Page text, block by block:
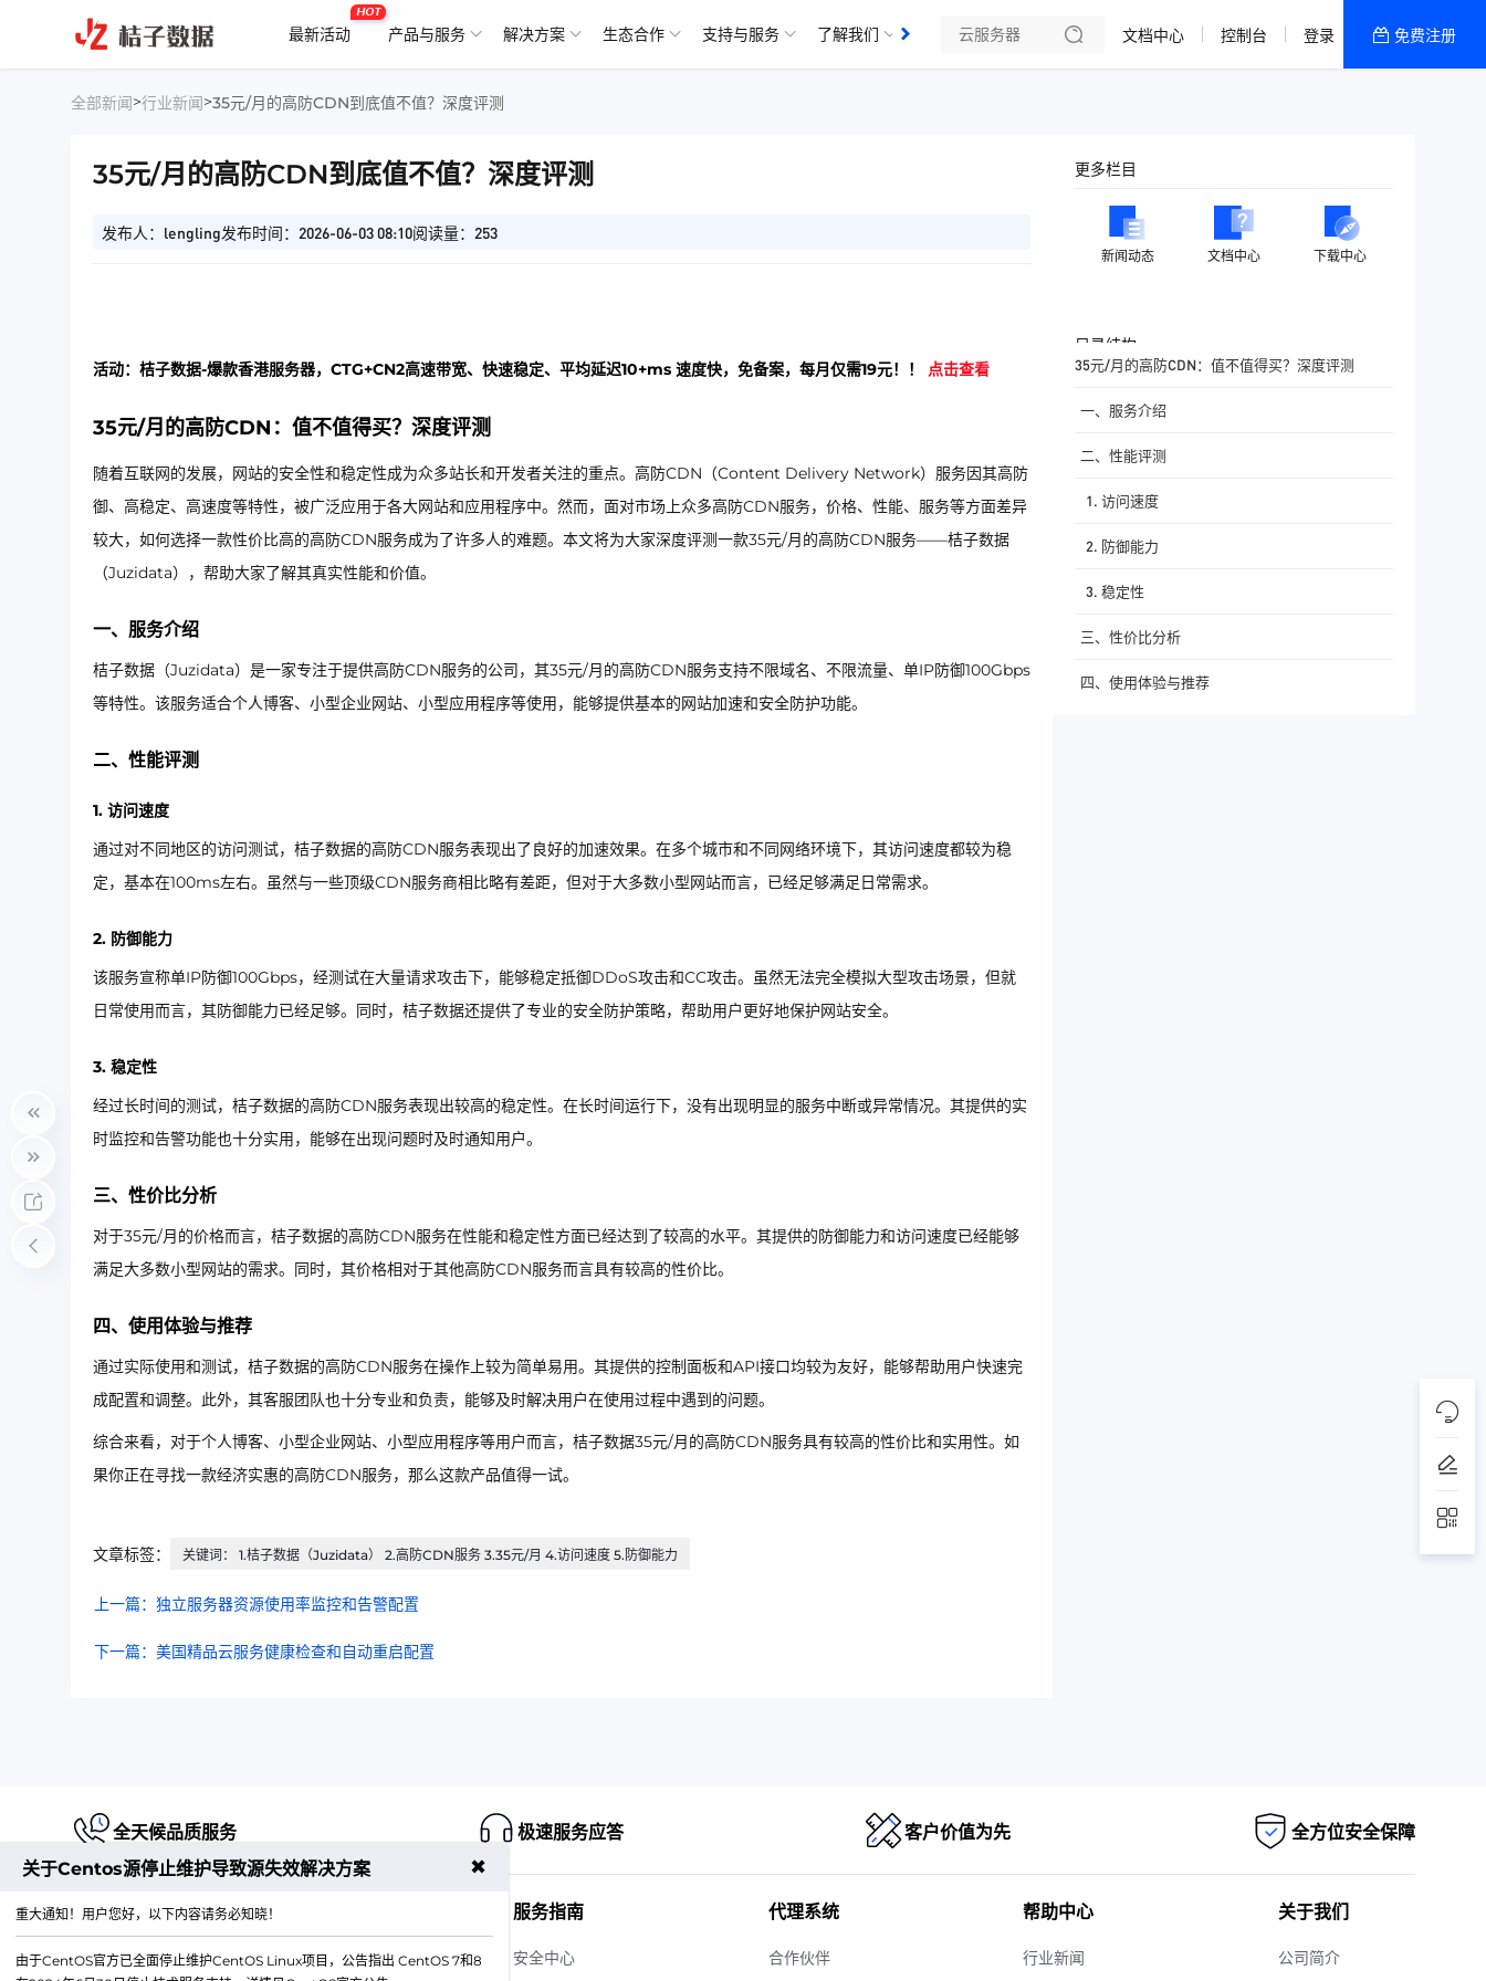
最新活动
HOT
产品与服务 解决方案 生态合作 支持与服务 了解我们
知识库
香港精品CN2云
文档中心 控制台 登录 免费注册
全部新闻>行业新闻>35元/月的高防CDN到底值不值？深度评测
35元/月的高防CDN到底值不值？深度评测
发布人：lengling发布时间：2026-06-03 08:10阅读量：253
活动：桔子数据-爆款香港服务器，CTG+CN2高速带宽、快速稳定、平均延迟10+ms 速度快，免备案，每月仅需19元！！ 点击查看
35元/月的高防CDN：值不值得买？深度评测
随着互联网的发展，网站的安全性和稳定性成为众多站长和开发者关注的重点。高防CDN（Content Delivery Network）服务因其高防
御、高稳定、高速度等特性，被广泛应用于各大网站和应用程序中。然而，面对市场上众多高防CDN服务，价格、性能、服务等方面差异
较大，如何选择一款性价比高的高防CDN服务成为了许多人的难题。本文将为大家深度评测一款35元/月的高防CDN服务——桔子数据
（Juzidata），帮助大家了解其真实性能和价值。
一、服务介绍
桔子数据（Juzidata）是一家专注于提供高防CDN服务的公司，其35元/月的高防CDN服务支持不限域名、不限流量、单IP防御100Gbps
等特性。该服务适合个人博客、小型企业网站、小型应用程序等使用，能够提供基本的网站加速和安全防护功能。
二、性能评测
1. 访问速度
通过对不同地区的访问测试，桔子数据的高防CDN服务表现出了良好的加速效果。在多个城市和不同网络环境下，其访问速度都较为稳
定，基本在100ms左右。虽然与一些顶级CDN服务商相比略有差距，但对于大多数小型网站而言，已经足够满足日常需求。
2. 防御能力
该服务宣称单IP防御100Gbps，经测试在大量请求攻击下，能够稳定抵御DDoS攻击和CC攻击。虽然无法完全模拟大型攻击场景，但就
日常使用而言，其防御能力已经足够。同时，桔子数据还提供了专业的安全防护策略，帮助用户更好地保护网站安全。
3. 稳定性
经过长时间的测试，桔子数据的高防CDN服务表现出较高的稳定性。在长时间运行下，没有出现明显的服务中断或异常情况。其提供的实
时监控和告警功能也十分实用，能够在出现问题时及时通知用户。
三、性价比分析
对于35元/月的价格而言，桔子数据的高防CDN服务在性能和稳定性方面已经达到了较高的水平。其提供的防御能力和访问速度已经能够
满足大多数小型网站的需求。同时，其价格相对于其他高防CDN服务而言具有较高的性价比。
四、使用体验与推荐
通过实际使用和测试，桔子数据的高防CDN服务在操作上较为简单易用。其提供的控制面板和API接口均较为友好，能够帮助用户快速完
成配置和调整。此外，其客服团队也十分专业和负责，能够及时解决用户在使用过程中遇到的问题。
综合来看，对于个人博客、小型企业网站、小型应用程序等用户而言，桔子数据35元/月的高防CDN服务具有较高的性价比和实用性。如
果你正在寻找一款经济实惠的高防CDN服务，那么这款产品值得一试。
文章标签： 关键词： 1.桔子数据（Juzidata） 2.高防CDN服务 3.35元/月 4.访问速度 5.防御能力
上一篇：独立服务器资源使用率监控和告警配置
下一篇：美国精品云服务健康检查和自动重启配置
更多栏目
新闻动态 文档中心 下载中心
目录结构
35元/月的高防CDN：值不值得买？深度评测
一、服务介绍
二、性能评测
1. 访问速度
2. 防御能力
3. 稳定性
三、性价比分析
四、使用体验与推荐
全天候品质服务 极速服务应答 客户价值为先 全方位安全保障
服务指南
安全中心
代理系统
合作伙伴
帮助中心
行业新闻
关于我们
公司简介
关于Centos源停止维护导致源失效解决方案 ✖
重大通知！用户您好，以下内容请务必知晓！
由于CentOS官方已全面停止维护CentOS Linux项目，公告指出 CentOS 7和8